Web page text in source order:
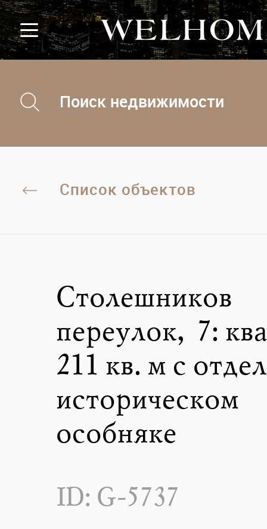
Поиск недвижимости
Список объектов
Столешников
переулок, 7:
211 кв. м с
историческом
особняке
ID: G-5737